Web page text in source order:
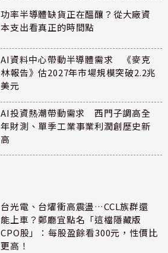
功率半導體缺貨正在醞釀？從大廠資
本支出看真正的時間點
AI資料中心帶動半導體需求 《麥克
林報告》估2027年市場規模突破2.2兆
美元
AI投資熱潮帶動需求 西門子調高全
年財測、單季工業事業利潤創歷史新
高
台光電、台燿衝高震盪…CCL族群還
能上車？鄭廳宜點名「這檔隱藏版
CPO股」：每股盈餘看300元，性價比
更高！